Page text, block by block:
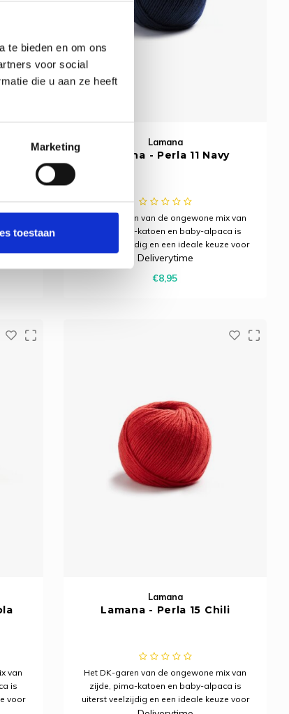
te bieden en om ons
voor social
die u aan ze heeft
Marketing
toestaan
van
is
Lamana
Lamana - Perla 11 Navy
Het DK-garen van de ongewone mix van
zijde, pima-katoen en baby-alpaca is
uiterst veelzijdig en een ideale keuze voor
het hele jaar. Het wordt gekenmerkt door
een geweldige grip en een nobele
uitstraling met een lichte glans.
Deliverytime
€8,95
van
is
voor
Lamana
Lamana - Perla 15 Chili
Het DK-garen van de ongewone mix van
zijde, pima-katoen en baby-alpaca is
uiterst veelzijdig en een ideale keuze voor